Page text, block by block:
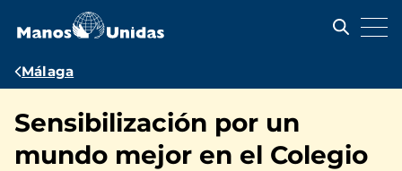
contenido
Ruta
navegación
Málaga
Sensibilización por un
mundo mejor en el Colegio